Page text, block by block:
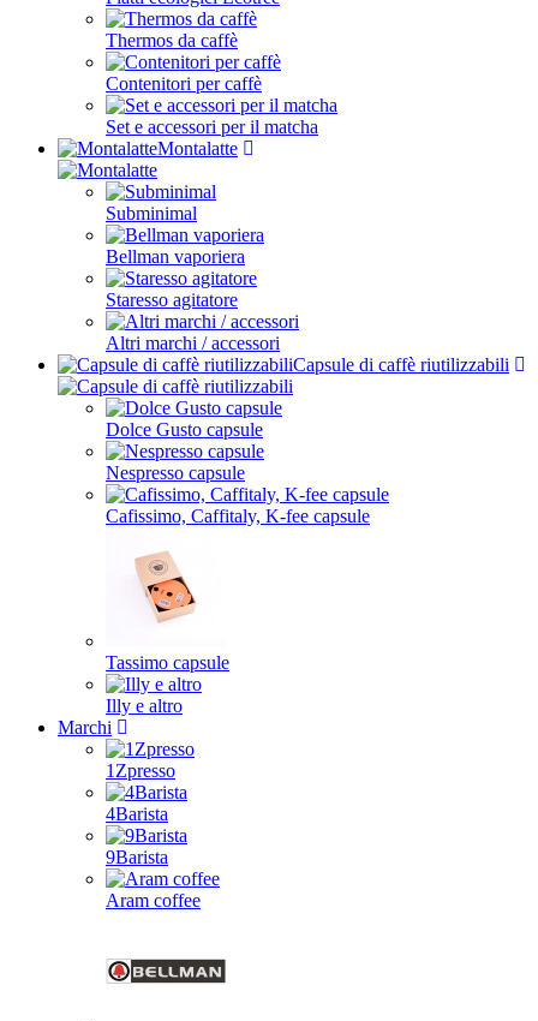
Thermos da caffè
Contenitori per caffè
Set e accessori per il matcha
Montalatte
Subminimal
Bellman vaporiera
Staresso agitatore
Altri marchi / accessori
Capsule di caffè riutilizzabili
Dolce Gusto capsule
Nespresso capsule
Cafissimo, Caffitaly, K-fee capsule
Tassimo capsule
Illy e altro
Marchi
1Zpresso
4Barista
9Barista
Aram coffee